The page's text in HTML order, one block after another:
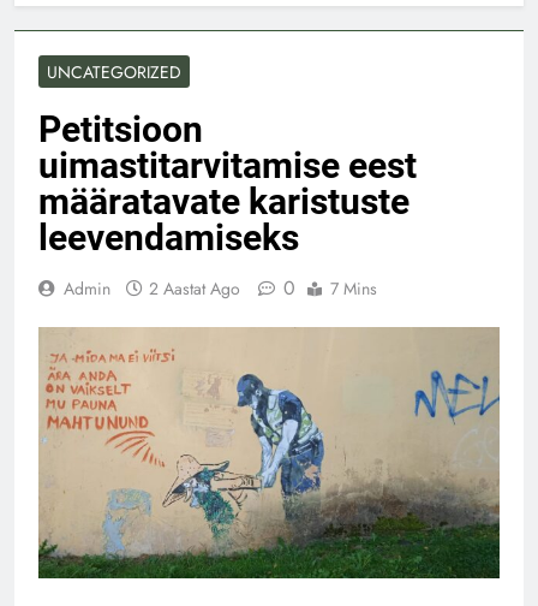
UNCATEGORIZED
Petitsioon
uimastitarvitamise eest
määratavate karistuste
leevendamiseks
Admin 2 Aastat Ago 0 7 Mins